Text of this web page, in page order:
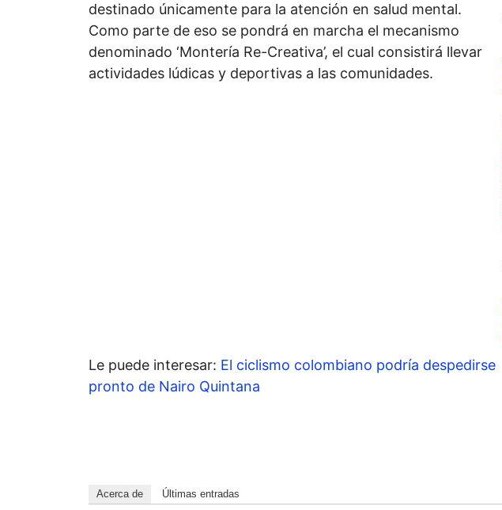
destinado únicamente para la atención en salud mental.
Como parte de eso se pondrá en marcha el mecanismo
denominado ‘Montería Re-Creativa’, el cual consistirá llevar
actividades lúdicas y deportivas a las comunidades.
Le puede interesar: El ciclismo colombiano podría despedirse
pronto de Nairo Quintana
Acerca de Últimas entradas